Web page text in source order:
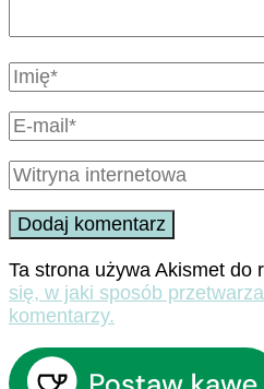
Ta strona używa Akismet do
się, w jaki sposób
komentarzy.